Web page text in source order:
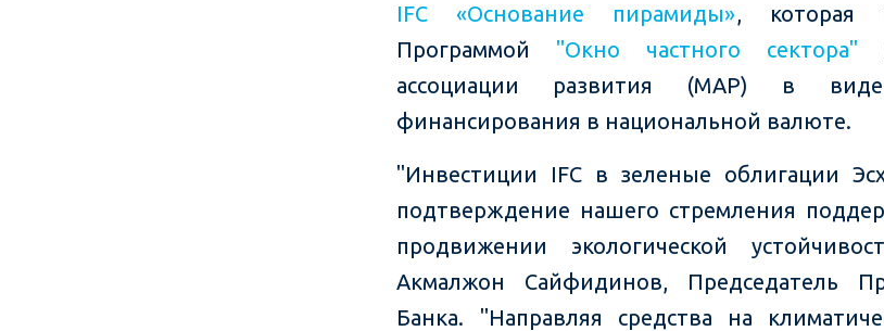
IFC «Основание пирамиды», которая
Программой "Окно частного сектора"
ассоциации развития (МАР) в
финансирования в национальной валюте.
"Инвестиции IFC в зеленые облигации
подтверждение нашего стремления
продвижении экологической
Акмалжон Сайфидинов, Председатель
Банка. "Направляя средства на